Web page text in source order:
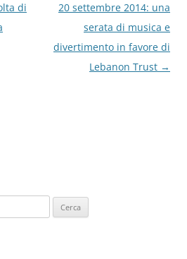
di
20 settembre 2014: una
serata di musica e
divertimento in favore di
Lebanon Trust →